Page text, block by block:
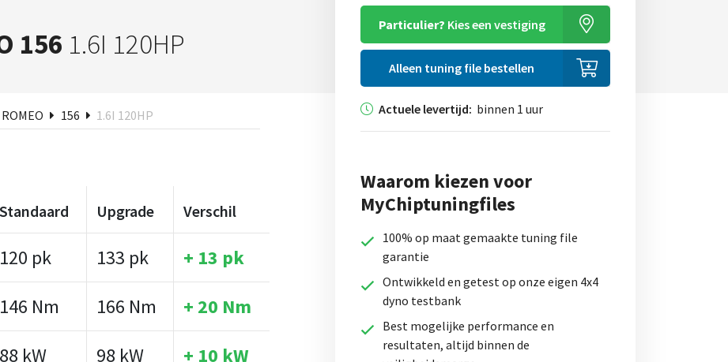
Particulier? Kies een vestiging
Alleen tuning file bestellen
Actuele levertijd: binnen 1 uur
Waarom kiezen voor
MyChiptuningfiles
100% op maat gemaakte tuning file
garantie
Ontwikkeld en getest op onze eigen 4x4
dyno testbank
Best mogelijke performance en
resultaten, altijd binnen de
156 1.6I 120HP
156 1.6I 120HP
Standaard Upgrade Verschil
120 pk 133 pk
+ 13 pk
146 Nm 166 Nm
+ 20 Nm
88 kW 98 kW + 10 kW